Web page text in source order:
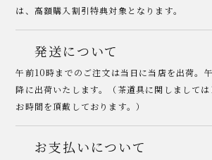
は、高額購入割引特典対象となります。
発送について
午前10時までのご注文は当日に当店を出荷。
降に出荷いたします。（茶道具に関しまして
お時間を頂戴しております。）
お支払いについて